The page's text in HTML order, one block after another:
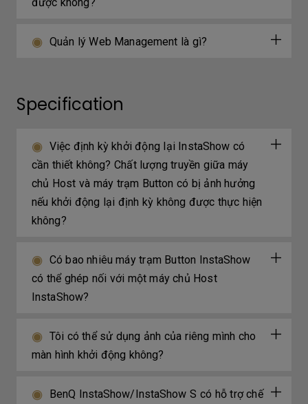
Quản lý Web Management là gì?
Specification
Việc định kỳ khởi động lại InstaShow có
cần thiết không? Chất lượng truyền giữa máy
chủ Host và máy trạm Button có bị ảnh hưởng
nếu khởi động lại định kỳ không được thực hiện
không?
Có bao nhiêu máy trạm Button InstaShow
có thể ghép nối với một máy chủ Host
InstaShow?
Tôi có thể sử dụng ảnh của riêng mình cho
màn hình khởi động không?
BenQ InstaShow/InstaShow S có hỗ trợ chế